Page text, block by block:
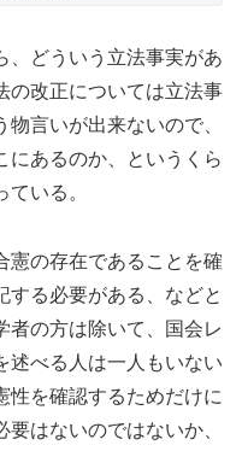
、どういう立法事実があ
の改正については立法事
言いが出来ないので、
にあるのか、というくら
いる。
憲の存在であることを確
する必要がある、などと
者の方は除いて、国会レ
述べる人は一人もいない
性を確認するためだけに
はないのではないか、